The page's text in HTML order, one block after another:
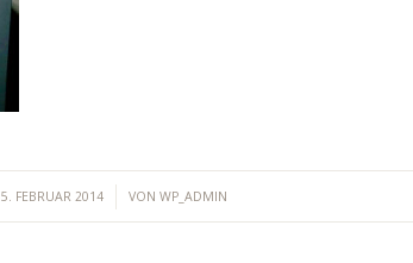
5. FEBRUAR 2014
/ VONWP_ADMIN